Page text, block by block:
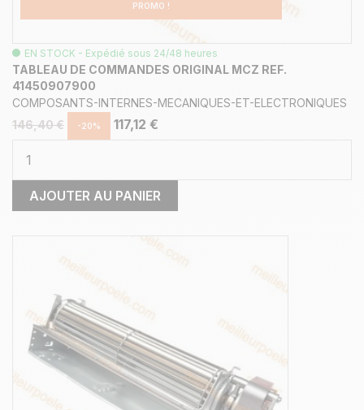
PROMO !
EN STOCK - Expédié sous 24/48 heures
TABLEAU DE COMMANDES ORIGINAL MCZ REF.
41450907900
COMPOSANTS-INTERNES-MECANIQUES-ET-ELECTRONIQUES
146,40 €
-20% 117,12 €
AJOUTER AU PANIER